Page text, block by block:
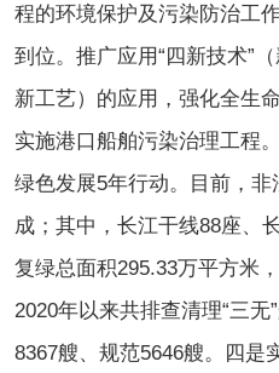
程的环境保护及污染防治工
到位。推广应用“四新技术”
新工艺）的应用，强化全生
实施港口船舶污染治理工程
绿色发展5年行动。目前，
成；其中，长江干线88座、
复绿总面积295.33万平方米
2020年以来共排查清理“三无
8367艘、规范5646艘。四是